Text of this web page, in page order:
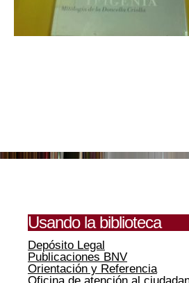
Usando la biblioteca
Depósito Legal
Publicaciones BNV
Orientación y Referencia
Oficina de atención al